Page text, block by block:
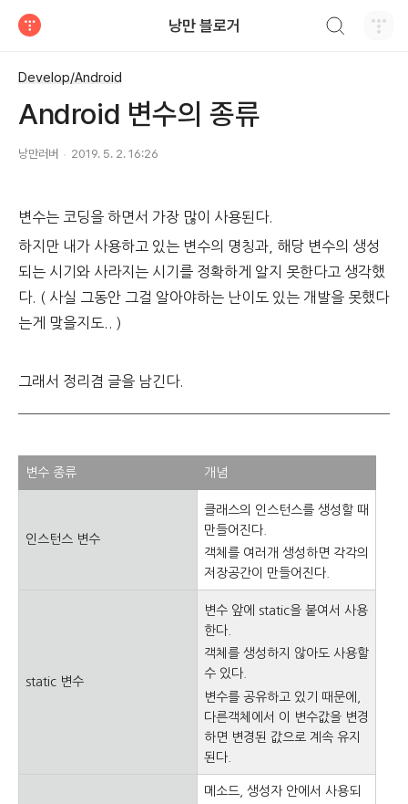
낭만 블로거
Develop/Android
Android 변수의 종류
낭만러버 2019. 5. 2. 16:26
변수는 코딩을 하면서 가장 많이 사용된다.
하지만 내가 사용하고 있는 변수의 명칭과, 해당 변수의 생성
되는 시기와 사라지는 시기를 정확하게 알지 못한다고 생각했
다. ( 사실 그동안 그걸 알아야하는 난이도 있는 개발을 못했다
는게 맞을지도.. )
그래서 정리겸 글을 남긴다.
변수 종류 개념
인스턴스 변수
클래스의 인스턴스를 생성할 때
만들어진다.
객체를 여러개 생성하면 각각의
저장공간이 만들어진다.
static 변수
변수 앞에 static을 붙여서 사용
한다.
객체를 생성하지 않아도 사용할
수 있다.
변수를 공유하고 있기 때문에,
다른객체에서 이 변수값을 변경
하면 변경된 값으로 계속 유지
된다.
메소드, 생성자 안에서 사용되